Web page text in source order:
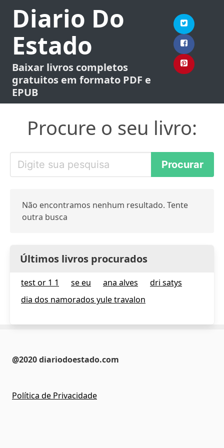
Diario Do
Estado
Baixar livros completos
gratuitos em formato PDF e
EPUB
Procure o seu livro:
Não encontramos nenhum resultado. Tente
outra busca
Últimos livros procurados
test or 1 1 se eu ana alves
dri satys
dia dos namorados yule travalon
@2020 diariodoestado.com
Política de Privacidade